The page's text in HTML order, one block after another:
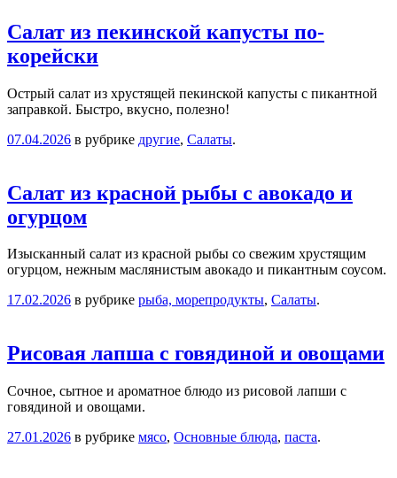
Салат из пекинской капусты по-
корейски
Острый салат из хрустящей пекинской капусты с пикантной
заправкой. Быстро, вкусно, полезно!
07.04.2026 в рубрике другие, Салаты.
Салат из красной рыбы с авокадо и
огурцом
Изысканный салат из красной рыбы со свежим хрустящим
огурцом, нежным маслянистым авокадо и пикантным соусом.
17.02.2026 в рубрике рыба, морепродукты, Салаты.
Рисовая лапша с говядиной и овощами
Сочное, сытное и ароматное блюдо из рисовой лапши с
говядиной и овощами.
27.01.2026 в рубрике мясо, Основные блюда, паста.